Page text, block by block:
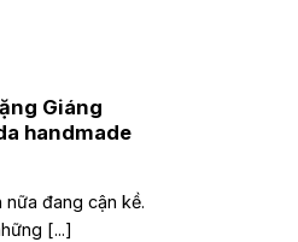
Giáng
handmade
nữa đang cận kề.
[...]